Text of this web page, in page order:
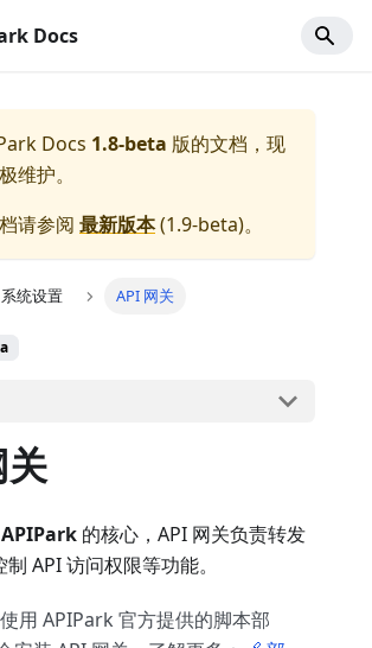
Docs
Docs 1.8-beta 版的文档，现
维护。
请参阅 最新版本(1.9-beta)。
统设置 API 网关
APIPark 的核心，API 网关负责转发
API 访问权限等功能。
用 APIPark 官方提供的脚本部